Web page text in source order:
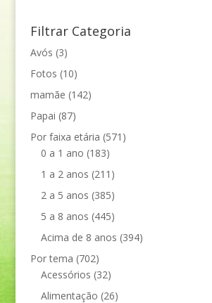
Filtrar Categoria
Avós (3)
Fotos (10)
mamãe (142)
Papai (87)
Por faixa etária (571)
0 a 1 ano (183)
1 a 2 anos (211)
2 a 5 anos (385)
5 a 8 anos (445)
Acima de 8 anos (394)
Por tema (702)
Acessórios (32)
Alimentação (26)